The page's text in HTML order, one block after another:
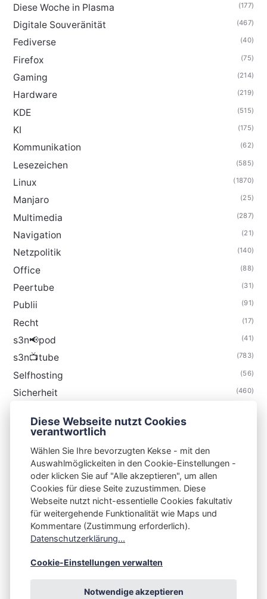
Diese Woche in Plasma (177)
Digitale Souveränität (467)
Fediverse (40)
Firefox (75)
Gaming (214)
Hardware (219)
KDE (515)
KI (175)
Kommunikation (62)
Lesezeichen (585)
Linux (1870)
Manjaro (25)
Multimedia (287)
Navigation (21)
Netzpolitik (140)
Office (88)
Peertube (31)
Publii (91)
Recht (17)
s3n📢pod (41)
s3n📺tube (783)
Selfhosting (56)
Sicherheit (460)
Thunderbird
S3N🧩NET
Integrating Open-Source Blog Network (iOSBN)
Impressum
Kontakt
Diese Webseite nutzt Cookies
verantwortlich
Wählen Sie Ihre bevorzugten Kekse - mit den
Auswahlmöglickeiten in den Cookie-Einstellungen -
oder klicken Sie auf "Alle akzeptieren", um allen
Cookies für diese Seite zuzustimmen. Diese
Webseite nutzt nicht-essentielle Cookies fakultativ
für weitergehende Funktionalität wie Maps und
Kommentare (Zustimmung erforderlich).
Datenschutzerklärung...
Cookie-Einstellungen verwalten
Notwendige akzeptieren